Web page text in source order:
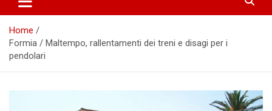
Home
Formia / Maltempo, rallentamenti dei treni e disagi per i
pendolari